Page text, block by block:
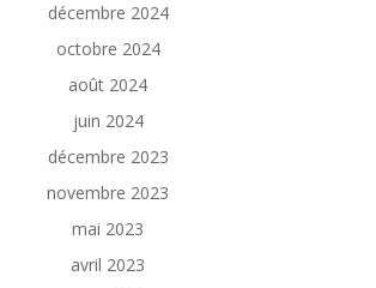
décembre 2024
octobre 2024
août 2024
juin 2024
décembre 2023
novembre 2023
mai 2023
avril 2023